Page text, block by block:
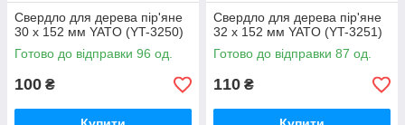
Свердло для дерева пір'яне
30 х 152 мм YATO (YT-3250)
Готово до відправки 96 од.
100 ₴
Свердло для дерева пір'яне
32 х 152 мм YATO (YT-3251)
Готово до відправки 87 од.
110 ₴